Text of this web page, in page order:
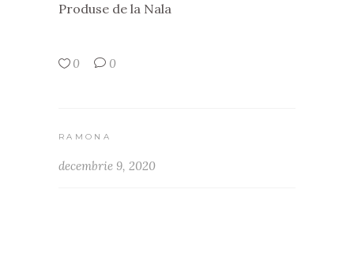
Produse de la Nala
0 0
RAMONA
decembrie 9, 2020